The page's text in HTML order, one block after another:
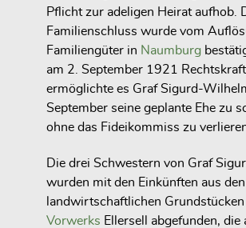
Pflicht zur adeligen Heirat aufhob.
Familienschluss wurde vom
Familiengüter in Naumburg
am 2. September 1921
ermöglichte es Graf Sigurd-
September seine geplante Ehe zu
ohne das Fideikommiss zu
Die drei Schwestern von Graf
wurden mit den Einkünften aus
landwirtschaftlichen Grundstücken
Vorwerks Ellersell abgefunden, die